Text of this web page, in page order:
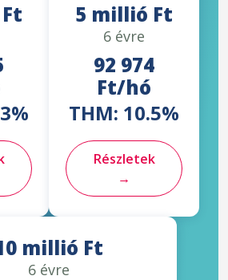
5 millió Ft
6 évre
92 974
Ft/hó
THM: 10.5%
Részletek
→
millió Ft
6 évre